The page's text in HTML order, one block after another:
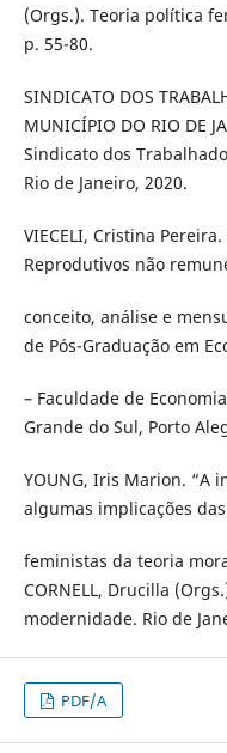
(Orgs.). Teoria política
p. 55-80.
SINDICATO DOS
MUNICÍPIO DO RIO DE
Sindicato dos
Rio de Janeiro, 2020.
VIECELI, Cristina
Reprodutivos não
conceito, análise e
de Pós-Graduação em
– Faculdade de
Grande do Sul, Porto
YOUNG, Iris Marion. “A
algumas implicações
feministas da teoria
CORNELL, Drucilla
modernidade. Rio de
PDF/A